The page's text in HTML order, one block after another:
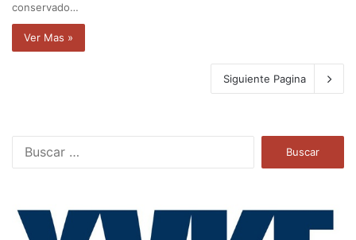
conservado…
Ver Mas »
Siguiente Pagina
a